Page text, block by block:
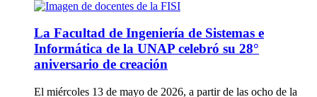
La Facultad de Ingeniería de Sistemas e
Informática de la UNAP celebró su 28°
aniversario de creación
El miércoles 13 de mayo de 2026, a partir de las ocho de la